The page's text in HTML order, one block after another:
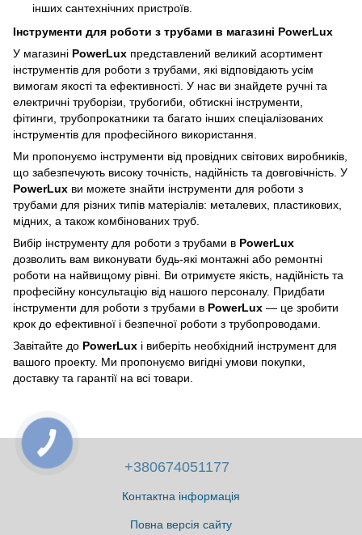
інших сантехнічних пристроїв.
Інструменти для роботи з трубами в магазині PowerLux
У магазині PowerLux представлений великий асортимент
інструментів для роботи з трубами, які відповідають усім
вимогам якості та ефективності. У нас ви знайдете ручні та
електричні труборізи, трубогиби, обтискні інструменти,
фітинги, трубопрокатники та багато інших спеціалізованих
інструментів для професійного використання.
Ми пропонуємо інструменти від провідних світових виробників,
що забезпечують високу точність, надійність та довговічність. У
PowerLux ви можете знайти інструменти для роботи з
трубами для різних типів матеріалів: металевих, пластикових,
мідних, а також комбінованих труб.
Вибір інструменту для роботи з трубами в PowerLux
дозволить вам виконувати будь-які монтажні або ремонтні
роботи на найвищому рівні. Ви отримуєте якість, надійність та
професійну консультацію від нашого персоналу. Придбати
інструменти для роботи з трубами в PowerLux — це зробити
крок до ефективної і безпечної роботи з трубопроводами.
Завітайте до PowerLux і виберіть необхідний інструмент для
вашого проекту. Ми пропонуємо вигідні умови покупки,
доставку та гарантії на всі товари.
+380674051177
Контактна інформація
Повна версія сайту